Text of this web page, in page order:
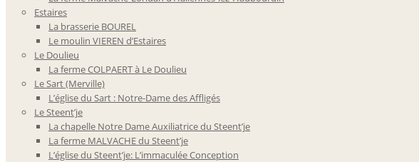
Estaires
La brasserie BOUREL
Le moulin VIEREN d’Estaires
Le Doulieu
La ferme COLPAERT à Le Doulieu
Le Sart (Merville)
L’église du Sart : Notre-Dame des Affligés
Le Steent’je
La chapelle Notre Dame Auxiliatrice du Steent’je
La ferme MALVACHE du Steent’je
L’église du Steent’je: L’immaculée Conception